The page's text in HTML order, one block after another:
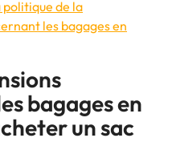
politique de la
les bagages en
bagages en
un sac